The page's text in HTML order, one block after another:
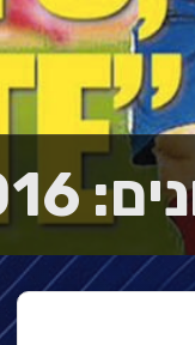
2016